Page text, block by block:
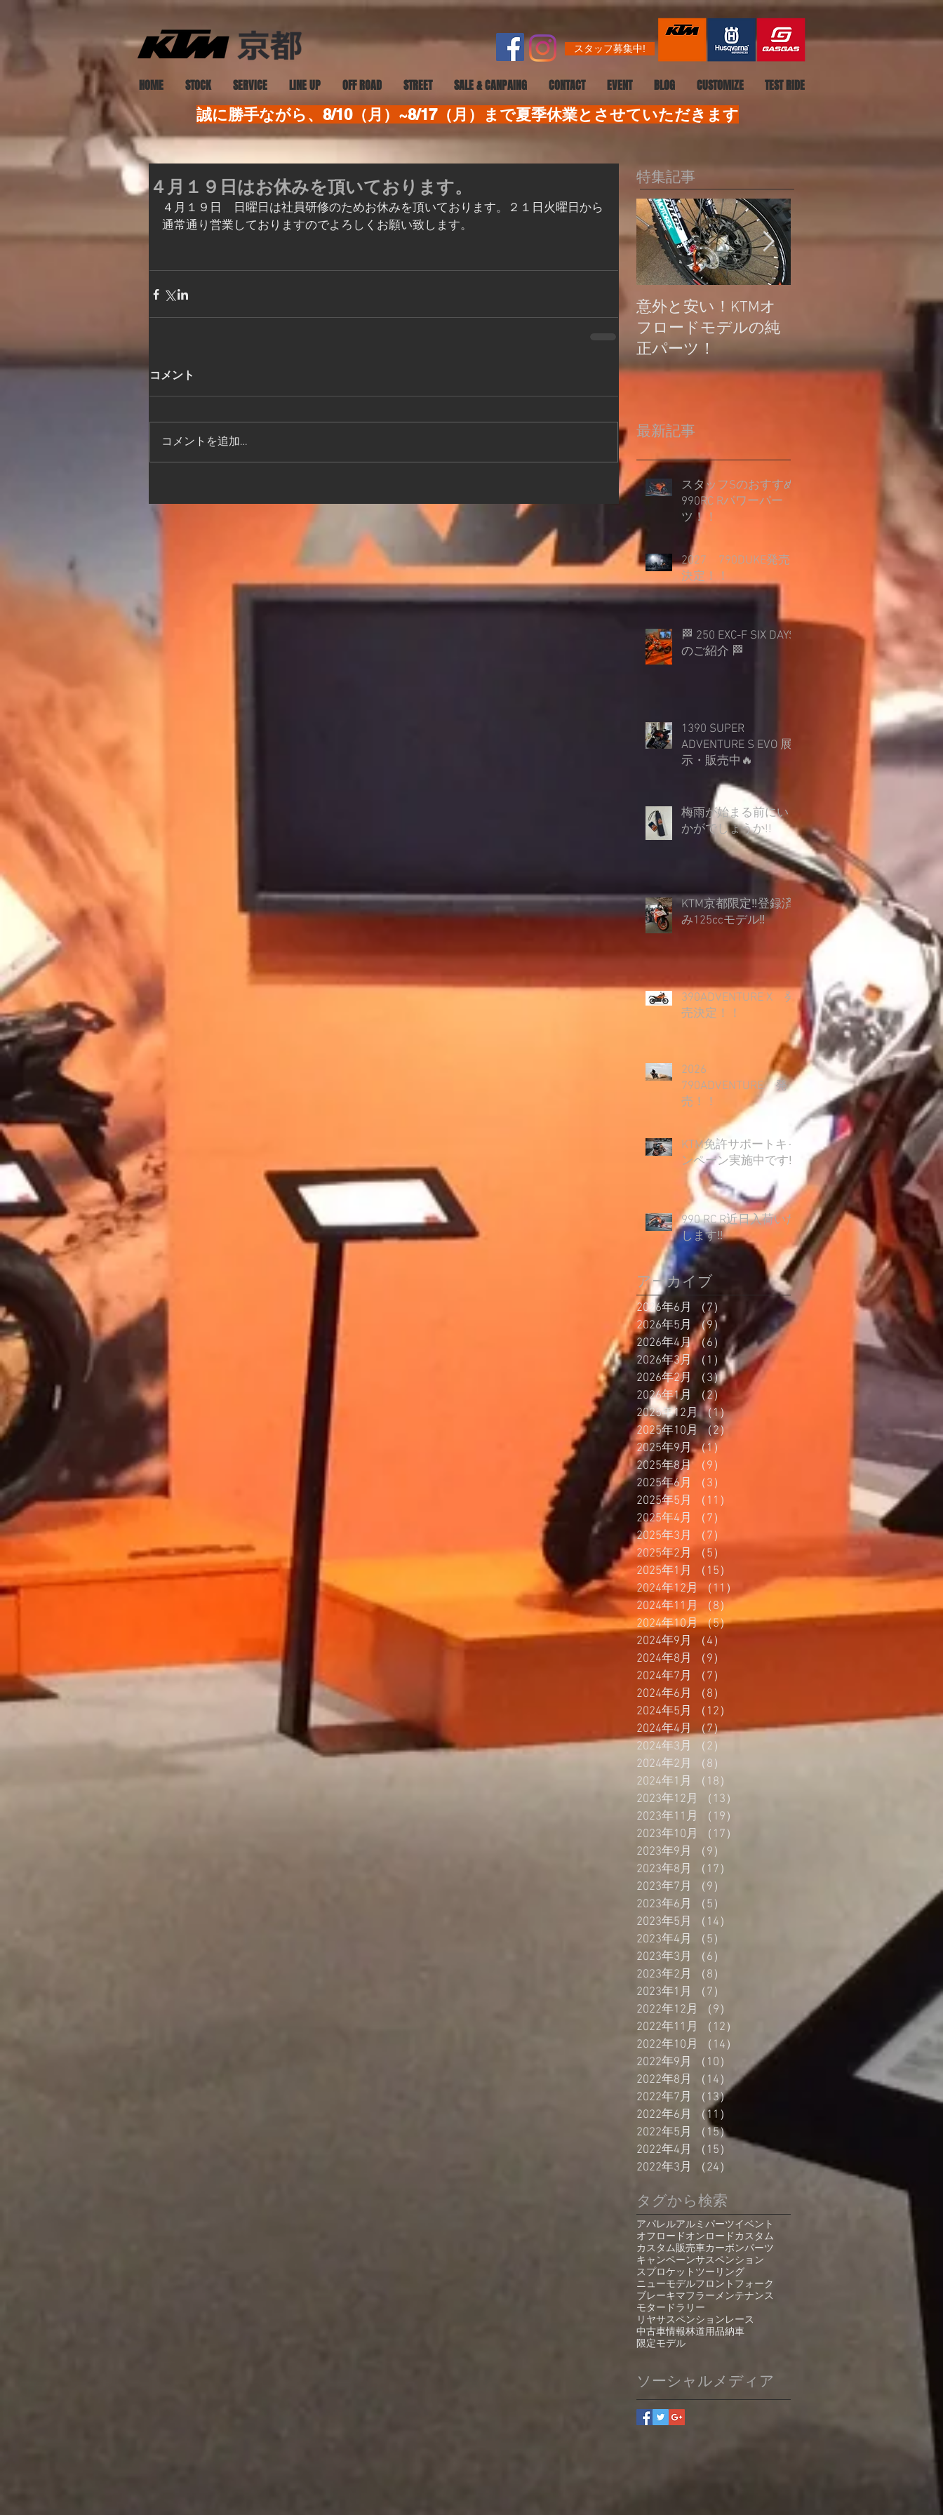
スタッフ募集中!
HOME STOCK SERVICE LINE UP OFF ROAD STREET SALE & CANPAING CONTACT EVENT BLOG CUSTOMIZE TEST RIDE
誠に勝手ながら、8/10（月）~8/17（月）まで夏季休業とさせていただきます
４月１９日はお休みを頂いております。
４月１９日　日曜日は社員研修のためお休みを頂いております。２１日火曜日から
通常通り営業しておりますのでよろしくお願い致します。
コメント
コメントを追加…
特集記事
意外と安い！KTMオ
フロードモデルの純
正パーツ！
公道走行不可モデル
最新記事
スタッフSのおすすめ
990RC Rパワーパー
ツ！！
2027 790DUKE発売
決定！！
🏁 250 EXC-F SIX DAYS
のご紹介 🏁
1390 SUPER
ADVENTURE S EVO 展
示・販売中🔥
梅雨が始まる前にい
かがでしょうか︎!!
KTM京都限定‼登録済
み125ccモデル‼
390ADVENTURE X 発
売決定！！
2026
790ADVENTURE 発
売！！
KTM免許サポートキャ
ンペーン実施中です‼
990 RC R近日入荷いた
します‼
アーカイブ
2026年6月 （7）
2026年5月 （9）9件の記事
2026年4月 （6） 6件の記事
2026年3月 （1）1件の記事
2026年2月
（3）3件の記事
2026年1月
（2）
2件の記事
2025年12月 （1）1件の記事
2025年10月 （2）
2025年9月 （1）
2025年8月
（9）
2025年6月
（3）
2025年5月
（11）
2025年4月
（7）
2025年3月
（7）
2025年2月
（5）
2025年1月
（15）
2024年12月
（11）
11件の記事
2024年11月
（8）8件の記事
2024年10月 （5）5件の記事
2024年9月
（4）
2024年8月
（9）
2024年7月
（7）
2024年6月
（8）
2024年5月
（12）
2024年4月 （7）7件の記事
2024年3月
（2）
2024年2月
（8）
2024年1月
（18）
2023年12月
（13）
2023年11月
（19）
2023年10月
（17）
2023年9月
（9）
2023年8月
（17）
2023年7月
（9）
2023年6月
（5）
2023年5月
（14）
2023年4月
（5）
2023年3月
（6）
2023年2月
（8）
2023年1月
（7）
2022年12月
（9）
2022年11月
（12）
12件の記事
2022年10月
（14）
14件の記事
2022年9月
（10）
10件の記事
2022年8月
（14）
14件の記事
2022年7月
（13）
2022年6月
（11）
2022年5月
（15）
2022年4月
（15）
15件の記事
2022年3月
（24）
タグから検索
アパレルアルミパーツイベント
オフロードオンロードカスタム
カスタム販売車カーボンパーツ
キャンペーンサスペンション
スプロケット ツーリング
ニューモデルフロントフォーク
ブレーキマフラーメンテナンス
モタードラリー
リヤサスペンションレース
中古車情報林道用品納車
限定モデル
ソーシャルメディア